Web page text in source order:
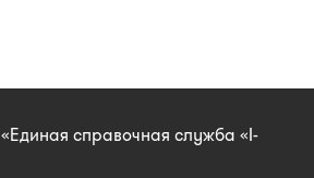
справочная служба «I-